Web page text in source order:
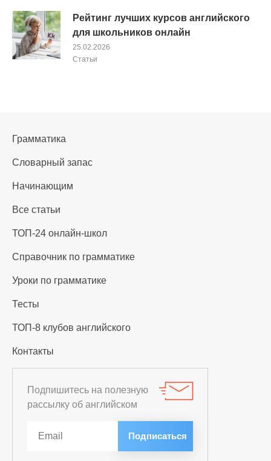
Рейтинг лучших курсов английского
для школьников онлайн
25.02.2026
Cтатьи
Грамматика
Словарный запас
Начинающим
Все статьи
ТОП-24 онлайн-школ
Справочник по грамматике
Уроки по грамматике
Тесты
ТОП-8 клубов английского
Контакты
Подпишитесь на полезную
рассылку об английском